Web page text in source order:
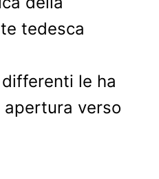
tedesca
le ha
apertura verso